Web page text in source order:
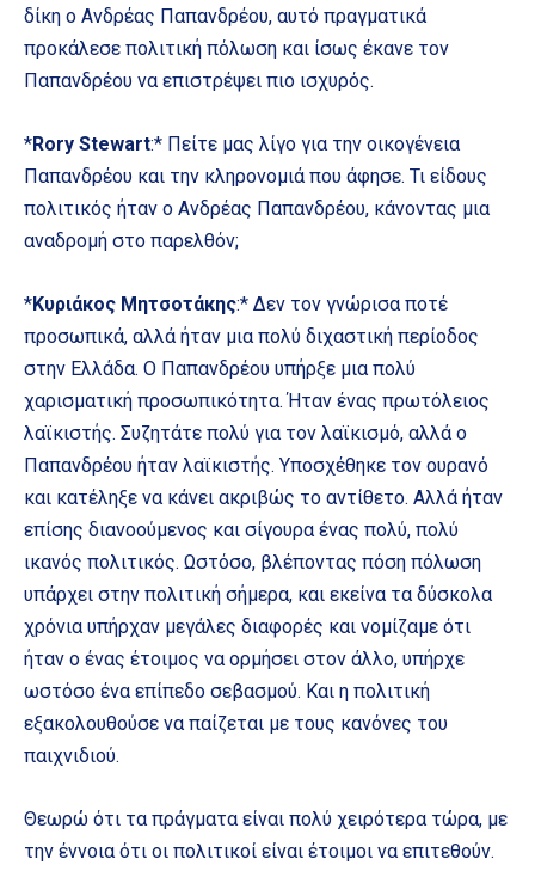
δίκη ο Ανδρέας Παπανδρέου, αυτό πραγματικά
προκάλεσε πολιτική πόλωση και ίσως έκανε τον
Παπανδρέου να επιστρέψει πιο ισχυρός.
*Rory Stewart:* Πείτε μας λίγο για την οικογένεια
Παπανδρέου και την κληρονομιά που άφησε. Τι είδους
πολιτικός ήταν ο Ανδρέας Παπανδρέου, κάνοντας μια
αναδρομή στο παρελθόν;
*Κυριάκος Μητσοτάκης:* Δεν τον γνώρισα ποτέ
προσωπικά, αλλά ήταν μια πολύ διχαστική περίοδος
στην Ελλάδα. Ο Παπανδρέου υπήρξε μια πολύ
χαρισματική προσωπικότητα. Ήταν ένας πρωτόλειος
λαϊκιστής. Συζητάτε πολύ για τον λαϊκισμό, αλλά ο
Παπανδρέου ήταν λαϊκιστής. Υποσχέθηκε τον ουρανό
και κατέληξε να κάνει ακριβώς το αντίθετο. Αλλά ήταν
επίσης διανοούμενος και σίγουρα ένας πολύ, πολύ
ικανός πολιτικός. Ωστόσο, βλέποντας πόση πόλωση
υπάρχει στην πολιτική σήμερα, και εκείνα τα δύσκολα
χρόνια υπήρχαν μεγάλες διαφορές και νομίζαμε ότι
ήταν ο ένας έτοιμος να ορμήσει στον άλλο, υπήρχε
ωστόσο ένα επίπεδο σεβασμού. Και η πολιτική
εξακολουθούσε να παίζεται με τους κανόνες του
παιχνιδιού.
Θεωρώ ότι τα πράγματα είναι πολύ χειρότερα τώρα, με
την έννοια ότι οι πολιτικοί είναι έτοιμοι να επιτεθούν.